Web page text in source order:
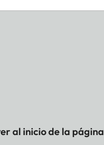
al inicio de la página